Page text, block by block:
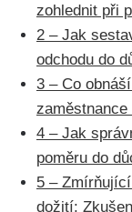
zohlednit ⁢při
2 – Jak
odchodu​ do​
3 – Co
zaměstnance
4 – Jak
poměru do
5 –
dožití: